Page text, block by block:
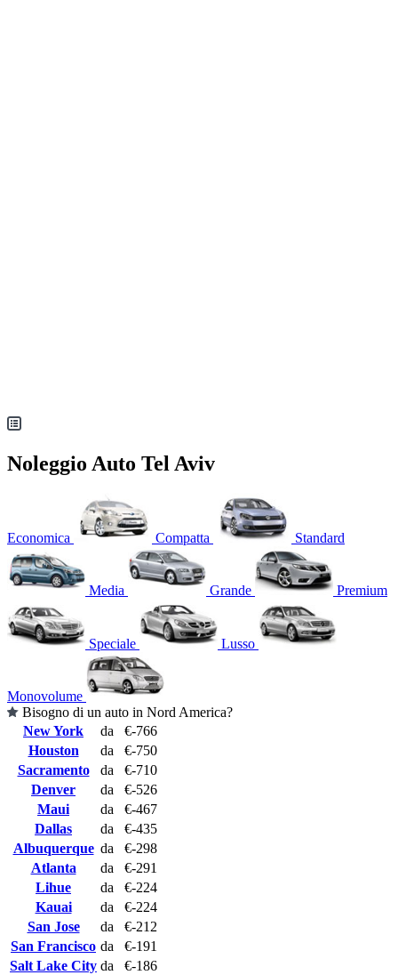
Noleggio Auto Tel Aviv
Economica Compatta Standard
Media Grande Premium
Speciale Lusso
Monovolume
Bisogno di un auto in Nord America?
New York
da
€-766
Houston
da
€-750
Sacramento
da
€-710
Denver
da
€-526
Maui
da
€-467
Dallas
da
€-435
Albuquerque da
€-298
Atlanta
da
€-291
Lihue
da
€-224
Kauai
da
€-224
San Jose
da
€-212
San Francisco da
€-191
Salt Lake City da
€-186